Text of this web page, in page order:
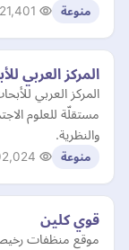
منوعة
​​المركز العربي
المركز العربي
مستقلّة للعلوم
والنظرية.
منوعة
قوي كلين
موقع منظفات